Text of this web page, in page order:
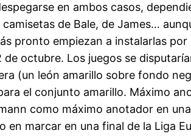
en ambos casos,
de Bale, de James…
pronto empiezan a instalarlas
de octubre. Los juegos se
(un león amarillo sobre fondo
el conjunto amarillo. Máximo
como máximo anotador en
en marcar en una final de la Liga